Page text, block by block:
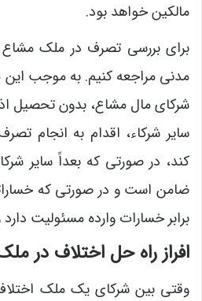
مالکین خواهد بود.
مدنی مراجعه کنیم. به موجب این
شرکای مال مشاع، بدون تحصیل
سایر شرکاء، اقدام به انجام
کند، در صورتی که بعداً سایر
ضامن است و در صورتی که
برابر خسارات وارده مسئولیت دارد
افراز راه حل اختلاف در
وقتی بین شرکای یک ملک اختلاف